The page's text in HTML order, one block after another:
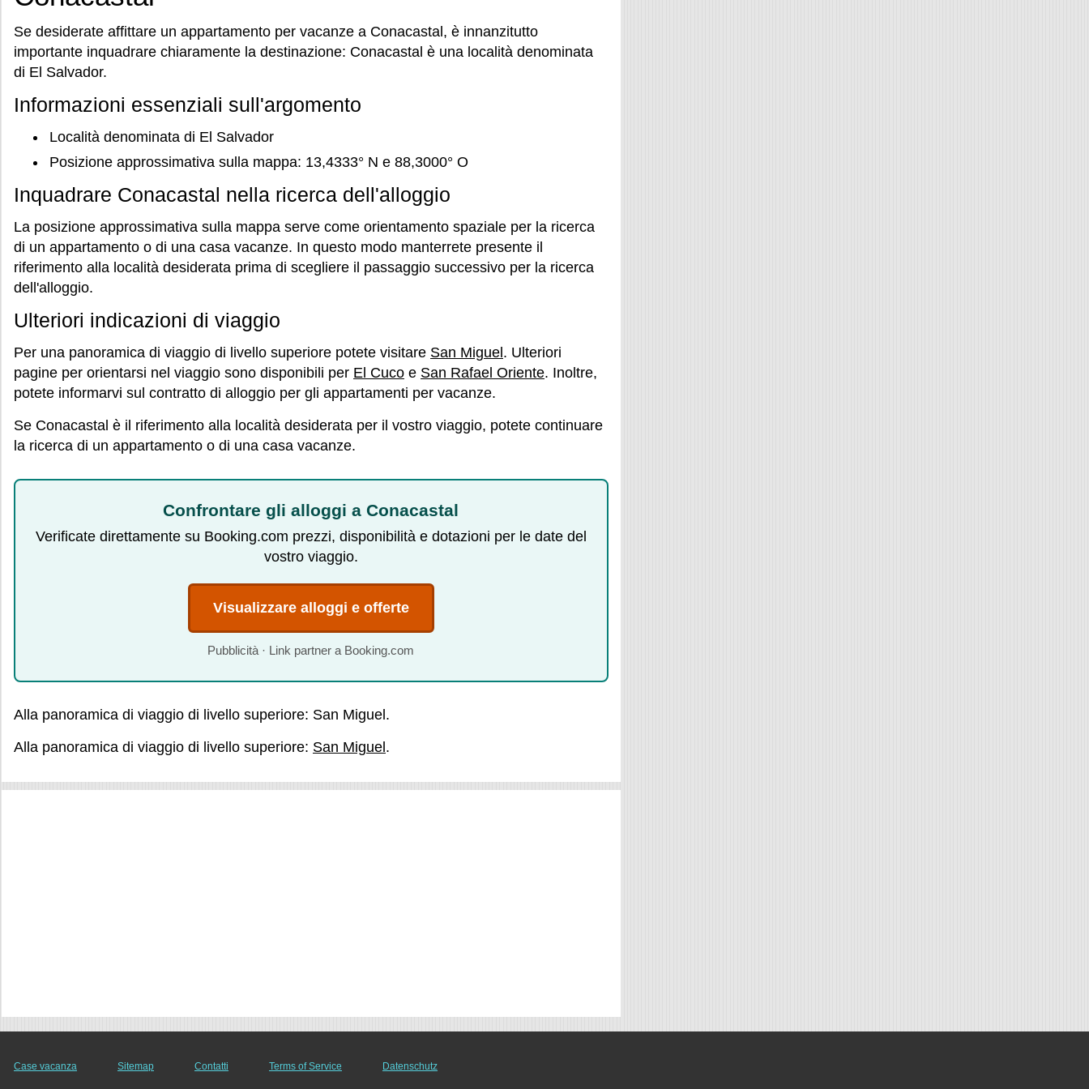
Se desiderate affittare un appartamento per vacanze a Conacastal, è innanzitutto
importante inquadrare chiaramente la destinazione: Conacastal è una località denominata
di El Salvador.
Informazioni essenziali sull'argomento
Località denominata di El Salvador
Posizione approssimativa sulla mappa: 13,4333° N e 88,3000° O
Inquadrare Conacastal nella ricerca dell'alloggio
La posizione approssimativa sulla mappa serve come orientamento spaziale per la ricerca
di un appartamento o di una casa vacanze. In questo modo manterrete presente il
riferimento alla località desiderata prima di scegliere il passaggio successivo per la ricerca
dell'alloggio.
Ulteriori indicazioni di viaggio
Per una panoramica di viaggio di livello superiore potete visitare San Miguel . Ulteriori
pagine per orientarsi nel viaggio sono disponibili per El Cuco e San Rafael Oriente. Inoltre,
potete informarvi sul contratto di alloggio per gli appartamenti per vacanze.
Se Conacastal è il riferimento alla località desiderata per il vostro viaggio, potete continuare
la ricerca di un appartamento o di una casa vacanze.
Confrontare gli alloggi a Conacastal
Verificate direttamente su Booking.com prezzi, disponibilità e dotazioni per le date del
vostro viaggio.
Visualizzare alloggi e offerte
Pubblicità · Link partner a Booking.com
Alla panoramica di viaggio di livello superiore: San Miguel.
Alla panoramica di viaggio di livello superiore: San Miguel .
Case vacanza Sitemap Contatti Terms of Service Datenschutz